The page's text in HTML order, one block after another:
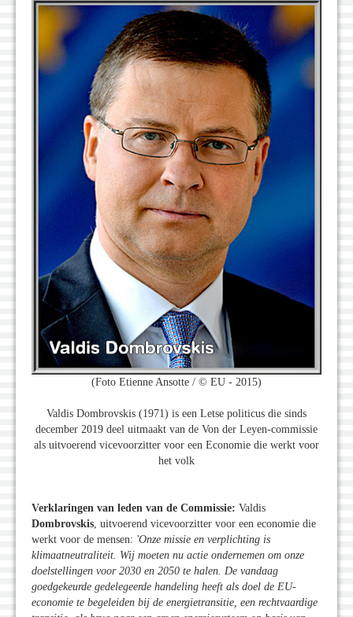
(Foto Etienne Ansotte / © EU - 2015)
Valdis Dombrovskis (1971) is een Letse politicus die sinds
december 2019 deel uitmaakt van de Von der Leyen-commissie
als uitvoerend vicevoorzitter voor een Economie die werkt voor
het volk
Verklaringen van leden van de Commissie: Valdis
Dombrovskis , uitvoerend vicevoorzitter voor een economie die
werkt voor de mensen: 'Onze missie en verplichting is
klimaatneutraliteit. Wij moeten nu actie ondernemen om onze
doelstellingen voor 2030 en 2050 te halen. De vandaag
goedgekeurde gedelegeerde handeling heeft als doel de EU-
economie te begeleiden bij de energietransitie, een rechtvaardige